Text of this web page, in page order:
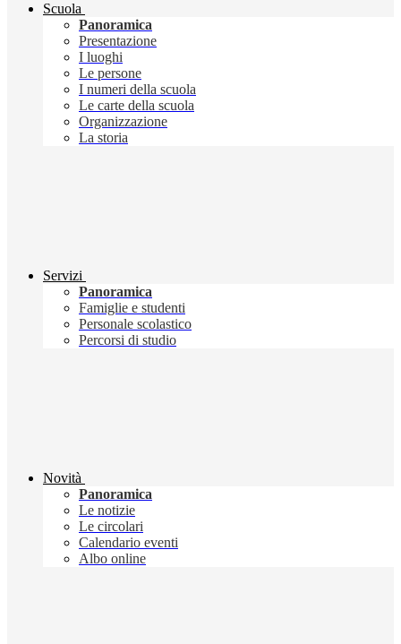
Scuola
Panoramica
Presentazione
I luoghi
Le persone
I numeri della scuola
Le carte della scuola
Organizzazione
La storia
Servizi
Panoramica
Famiglie e studenti
Personale scolastico
Percorsi di studio
Novità
Panoramica
Le notizie
Le circolari
Calendario eventi
Albo online